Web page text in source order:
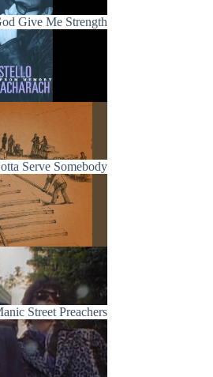
Give Me Strength
Serve Somebody
Street Preachers